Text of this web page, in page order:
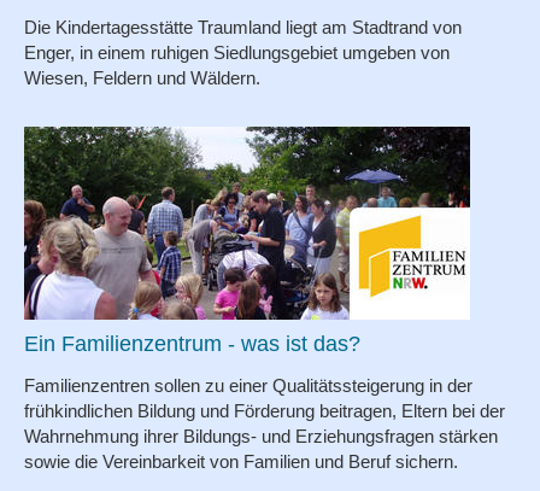
Fotoalbum
Die Kindertagesstätte Traumland liegt am Stadtrand von
Enger, in einem ruhigen Siedlungsgebiet umgeben von
Wiesen, Feldern und Wäldern.
Ein Familienzentrum - was ist das?
Familienzentren sollen zu einer Qualitätssteigerung in der
frühkindlichen Bildung und Förderung beitragen, Eltern bei der
Wahrnehmung ihrer Bildungs- und Erziehungsfragen stärken
sowie die Vereinbarkeit von Familien und Beruf sichern.